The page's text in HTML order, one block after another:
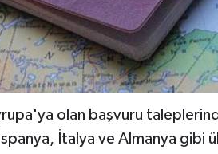
olan başvuru
İtalya ve Almanya gibi